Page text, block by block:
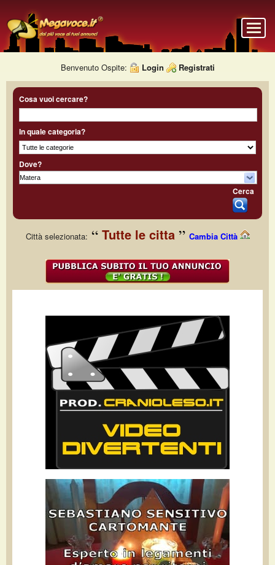
Benvenuto Ospite: Login Registrati
Cosa vuoi cercare?
In quale categoria?
Dove?
Cerca
Città selezionata: Tutte le citta Cambia Città